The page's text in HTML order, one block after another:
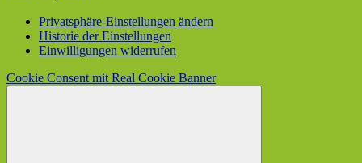
Privatsphäre-Einstellungen ändern
Historie der Einstellungen
Einwilligungen widerrufen
Cookie Consent mit Real Cookie Banner